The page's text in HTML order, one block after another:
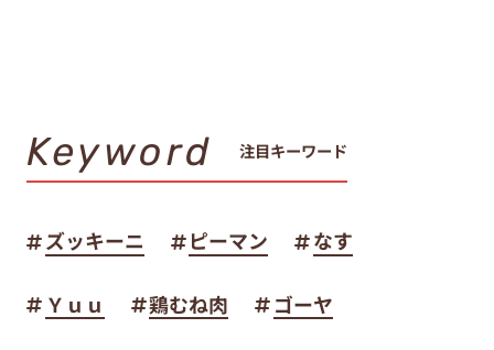
Keyword 注目キーワード
ズッキーニ ピーマン なす
Ｙｕｕ 鶏むね肉 ゴーヤ